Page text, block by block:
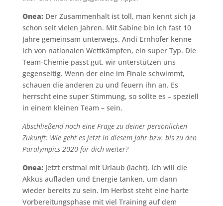
Onea: Der Zusammenhalt ist toll, man kennt sich ja
schon seit vielen Jahren. Mit Sabine bin ich fast 10
Jahre gemeinsam unterwegs. Andi Ernhofer kenne
ich von nationalen Wettkämpfen, ein super Typ. Die
Team-Chemie passt gut, wir unterstützen uns
gegenseitig. Wenn der eine im Finale schwimmt,
schauen die anderen zu und feuern ihn an. Es
herrscht eine super Stimmung, so sollte es – speziell
in einem kleinen Team – sein.
Abschließend noch eine Frage zu deiner persönlichen
Zukunft: Wie geht es jetzt in diesem Jahr bzw. bis zu den
Paralympics 2020 für dich weiter?
Onea: Jetzt erstmal mit Urlaub (lacht). Ich will die
Akkus aufladen und Energie tanken, um dann
wieder bereits zu sein. Im Herbst steht eine harte
Vorbereitungsphase mit viel Training auf dem